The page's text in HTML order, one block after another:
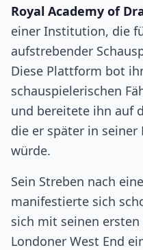
Royal Academy of
einer Institution, die
aufstrebender
Diese Plattform bot
schauspielerischen
und bereitete ihn auf
die er später in seiner
würde.
Sein Streben nach
manifestierte sich
sich mit seinen
Londoner West End